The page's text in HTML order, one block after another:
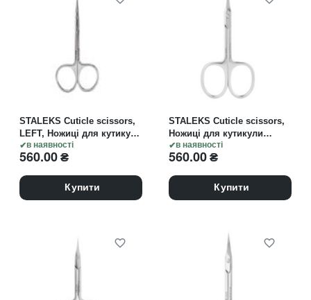
в наявності
STALEKS Cuticle scissors,
LEFT, Ножиці для кутикули
(ДЛЯ ЛІВШІ) з гачком,
EXPERT 13 TYPE 3
560.00₴
Купити
в наявності
STALEKS Cuticle scissors,
Ножиці для кутикули
EXPERT 22 TYPE 1
560.00₴
Купити